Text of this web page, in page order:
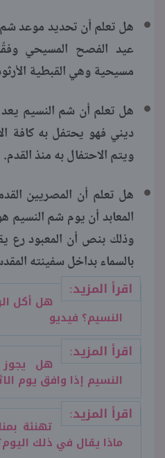
هل تعلم أن تحديد موعد شم
عيد الفصح المسيحي
مسيحية وهي القبطية
هل تعلم أن شم النسيم
ديني فهو يحتفل به كافة
ويتم الاحتفال به منذ القدم.
هل تعلم أن المصريين
المعابد أن يوم شم النسيم
وذلك بنص أن المعبود رع
بالسماء بداخل سفينته
اقرأ المزيد:
هل أكل
النسيم؟ فيديو
اقرأ المزيد:
هل
النسيم إذا وافق يوم
اقرأ المزيد:
تهنئة
ماذا يقال في ذلك